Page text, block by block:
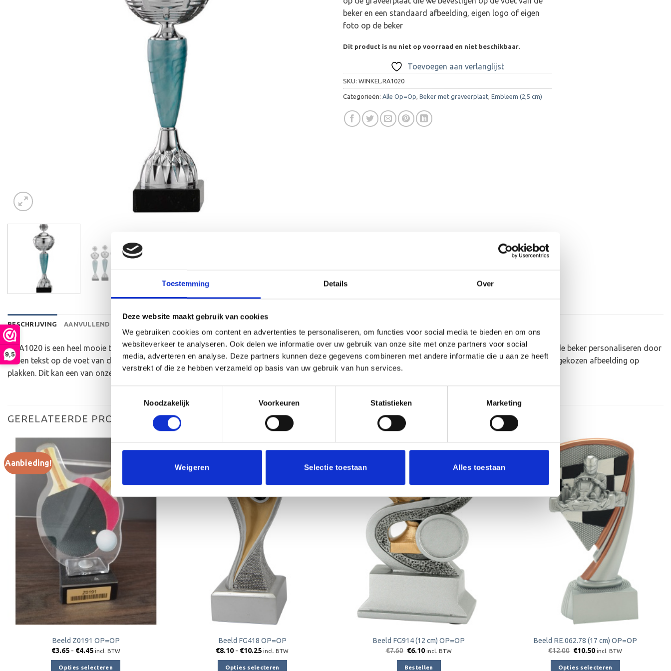
Toestemming Details Over
Deze website maakt gebruik van cookies
We gebruiken cookies om content en advertenties te personaliseren, om functies voor social media te bieden en om ons
websiteverkeer te analyseren. Ook delen we informatie over uw gebruik van onze site met onze partners voor social
media, adverteren en analyse. Deze partners kunnen deze gegevens combineren met andere informatie die u aan ze heeft
verstrekt of die ze hebben verzameld op basis van uw gebruik van hun services.
Noodzakelijk
Voorkeuren Statistieken Marketing
Weigeren Selectie toestaan Alles toestaan
9,5
beker en een standaard afbeelding, eigen logo of eigen
foto op de beker
Dit product is nu niet op voorraad en niet beschikbaar.
Toevoegen aan verlanglijst
SKU: WINKEL.RA1020
Categorieën: Alle Op=Op, Beker met graveerplaat, Embleem (2,5 cm)
BESCHRIJVING AANVULLENDE INFORMATIE
De A1020 is een heel mooie trofee die zeer geschikt is voor ieder (sport)toernooi, businessevenement of als een leuk cadeau om uit te reiken. We kunnen de beker personaliseren door
er een tekst op de voet van de beker aan te brengen. We graveren de tekst gecentreerd op een aluminium plaatje.Op de beker zelf kunnen we een door jou gekozen afbeelding op
plakken. Dit kan een van onze tweehonderd standaard afbeeldingen zijn, maar ook een eigen logo of afbeelding. Deze kun je uploaden via het menu
GERELATEERDE PRODUCTEN
Aanbieding!
verlanglijst
Beeld Z0191 OP=OP
€3.65 - €4.45Prijsklasse:
tot
incl. BTW
Opties selecteren
Aanbieding!
verlanglijst
Beeld FG418 OP=OP
€8.10 - €10.25Prijsklasse:
tot
incl. BTW
Opties selecteren
Aanbieding!
verlanglijst
Beeld FG914 (12 cm) OP=OP
€7.60 Oorspronkelijke
was:
€6.10Huidige
is:
incl. BTW
Bestellen
Toevoegen
verlanglijst
Beeld RE.062.78 (17 cm) OP=OP
€12.00 Oorspronkelijke
€10.50Huidige
is:
incl. BTW
Opties selecteren